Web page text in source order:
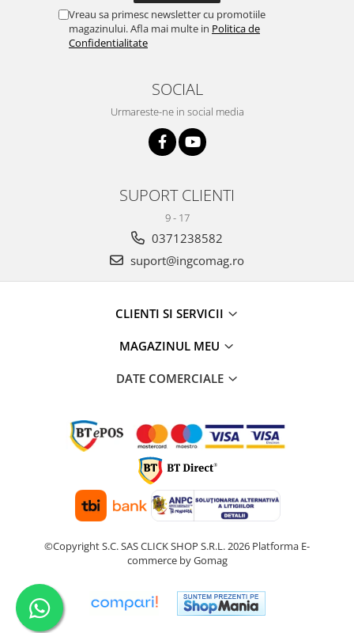
Vreau sa primesc newsletter cu promotiile
magazinului. Afla mai multe in Politica de
Confidentialitate
SOCIAL
Urmareste-ne in social media
SUPORT CLIENTI
9 - 17
0371238582
suport@ingcomag.ro
CLIENTI SI SERVICII
MAGAZINUL MEU
DATE COMERCIALE
©Copyright S.C. SAS CLICK SHOP S.R.L. 2026 Platforma E-
commerce by Gomag